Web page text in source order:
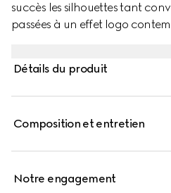
succès les silhouettes tant
passées à un effet logo
Détails du produit
Composition et entretien
Notre engagement